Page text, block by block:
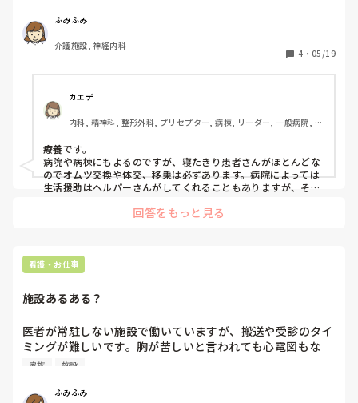
ると思っていた施設とイメージが違いすぎて。とにかくスタ
ッフが若い。20代、30前半が半分を占めており、業務もオ
ムツ交換や移乗も多く体力的にもしんどく、書類作成や訪問
診療、勉強会開催や委員会活動もあり、病院と変わらなく感
じます。個人病院でもないのに、上司に嫌われると系列の遠
方施設に移動となることもたびたびあります。
施設って40後半～50代がのんびり働くとこだと思っていた
のに、若い求職者が多く、60歳定年まで働けるのか不安しか
ありません。
回リハはめちゃくちゃ大変と聞くので、療養病棟はどんな感
じか教えて頂きたいです。
ふみふみ
介護施設, 神経内科
4 ・ 05/19
カエデ
内科, 精神科, 整形外科, プリセプター, 病棟, リーダー, 一般病院, 慢
療養です。
病院や病棟にもよるのですが、寝たきり患者さんがほとんどな
のでオムツ交換や体交、移乗は必ずあります。病院によっては
生活援助はヘルパーさんがしてくれることもありますが、それ
数なので、必ずします。それで腰をやってる人も何人もいま
今の職場は病院一忙しいです。
年齢層は新卒を取っているところは若手も多いですが、そうで
あとお看取りが多いので、精神的な強さは必要かもです。
療養は急性期のようなピリピリ感はないですが、その分体力勝
負です。のんびり、は患者さんの数が少ないときはできます
が、そうじゃないと結構体力的にしんどい日も多いです。
頭より体を使う印象です。
回答をもっと見る
看護・お仕事
施設あるある？
医者が常駐しない施設で働いていますが、搬送や受診のタイ
ミングが難しいです。胸が苦しいと言われても心電図もな
く、夜間帯は当番医にコールするので、疾患や状態を位置か
心配だったら受診したら？となります。
家族 施設
ふみふみ